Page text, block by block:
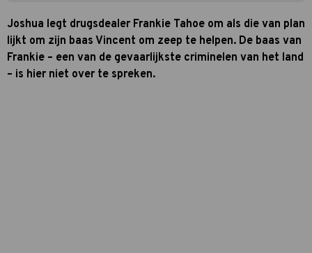
Joshua legt drugsdealer Frankie Tahoe om als die van plan
lijkt om zijn baas Vincent om zeep te helpen. De baas van
Frankie – een van de gevaarlijkste criminelen van het land
– is hier niet over te spreken.